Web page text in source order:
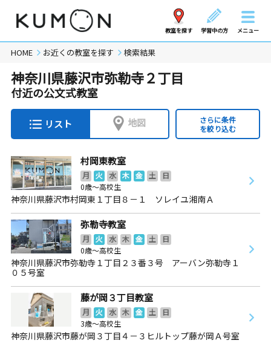
教室を探す 学習中の方 メニュー
HOME お近くの教室を探す 検索結果
神奈川県藤沢市弥勒寺２丁目
付近の公文式教室
リスト 地図
さらに条件
を絞り込む
村岡東教室
月 火 水 木 金 土
日
0歳～高校生
神奈川県藤沢市村岡東１丁目８－１ ソレイユ湘南Ａ
弥勒寺教室
月 火 水 木 金 土
日
0歳～高校生
神奈川県藤沢市弥勒寺１丁目２３番３号 アーバン弥勒寺１
０５号室
藤が岡３丁目教室
月 火 水 木 金 土
日
3歳～高校生
神奈川県藤沢市藤が岡３丁目４－３ヒルトップ藤が岡Ａ号室